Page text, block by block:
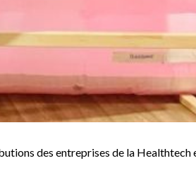
des entreprises de la Healthtech